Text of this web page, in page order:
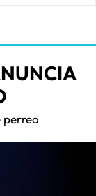
perreo